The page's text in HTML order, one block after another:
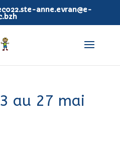
anne.evran@e-
au 27 mai